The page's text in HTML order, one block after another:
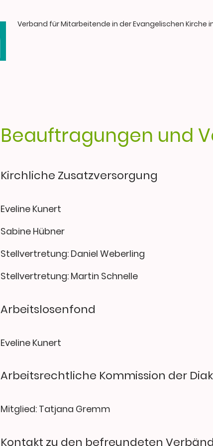
Verband für Mitarbeitende in der Evangelischen Kirche
Beauftragungen und
Kirchliche Zusatzversorgung
Eveline Kunert
Sabine Hübner
Stellvertretung: Daniel Weberling
Stellvertretung: Martin Schnelle
Arbeitslosenfond
Eveline Kunert
Arbeitsrechtliche Kommission der
Mitglied: Tatjana Gremm
Kontakt zu den befreundeten